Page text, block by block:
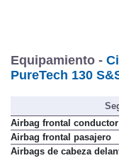
Equipamiento -
PureTech 130
Airbag frontal conductor
Airbag frontal pasajero
Airbags de cabeza